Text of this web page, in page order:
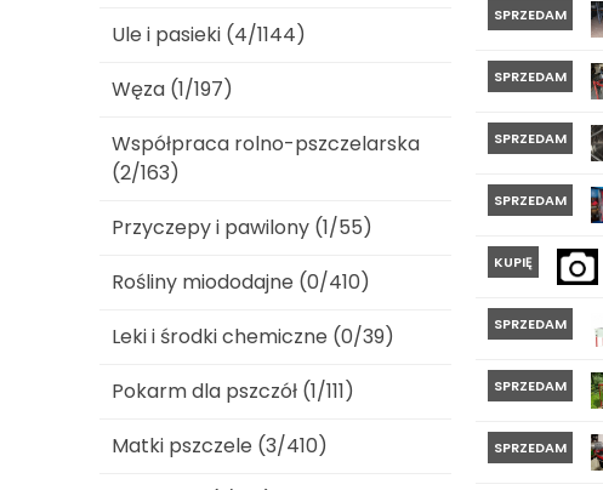
SPRZEDAM
SPRZEDAM
SPRZEDAM
SPRZEDAM
KUPIĘ
SPRZEDAM
SPRZEDAM
SPRZEDAM
Ule i pasieki (4/1144)
Węza (1/197)
Współpraca rolno-pszczelarska
(2/163)
Przyczepy i pawilony (1/55)
Rośliny miododajne (0/410)
Leki i środki chemiczne (0/39)
Pokarm dla pszczół (1/111)
Matki pszczele (3/410)